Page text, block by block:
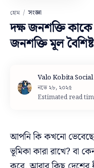
হোম সংজ্ঞা
দক্ষ জনশক্তি
জনশক্তি মূল
Estimated read
আপনি কি কখনো
ভূমিকা কারা রাখে? বা